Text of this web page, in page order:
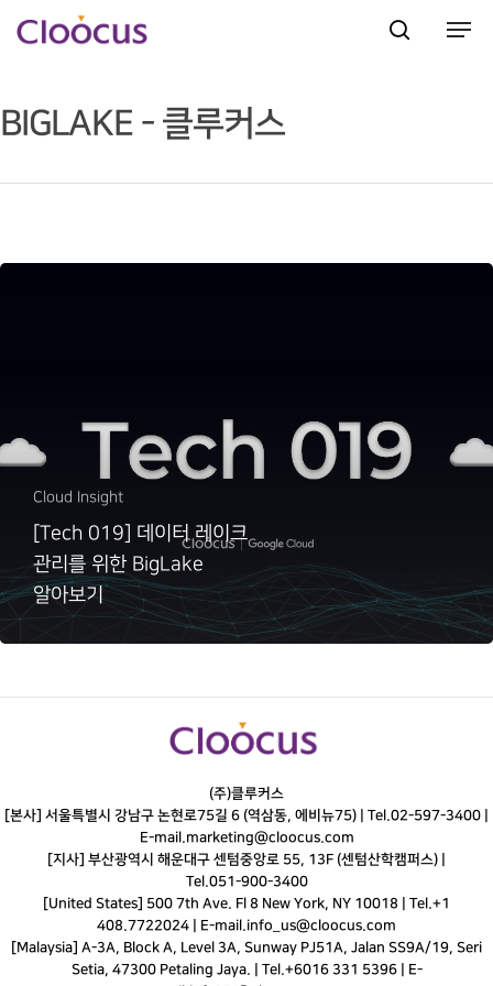
Hit enter to search or ESC to close
BIGLAKE - 클루커스
Cloud Insight
[Tech 019] 데이터 레이크
관리를 위한 BigLake
알아보기
(주)클루커스
[본사] 서울특별시 강남구 논현로75길 6 (역삼동, 에비뉴75) | Tel.02-597-3400
E-mail.marketing@cloocus.com
[지사] 부산광역시 해운대구 센텀중앙로 55, 13F (센텀산학캠퍼스) |
Tel.051-900-3400
[United States] 500 7th Ave. Fl 8 New York, NY 10018 | Tel.+1
408.7722024 | E-mail.info_us@cloocus.com
[Malaysia] A-3A, Block A, Level 3A, Sunway PJ51A, Jalan SS9A/19, Seri
Setia, 47300 Petaling Jaya. | Tel.+6016 331 5396 | E-